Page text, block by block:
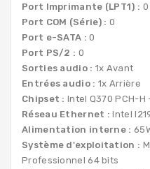
Port Imprimante (LPT1) : 0
Port COM (Série) : 0
Port e-SATA : 0
Port PS/2 : 0
Sorties audio : 1x Avant
Entrées audio : 1x Arrière
Chipset : Intel Q370 PCH-H
Réseau Ethernet :Intel
Alimentation interne :
Système d'exploitation :
Professionnel 64 bits